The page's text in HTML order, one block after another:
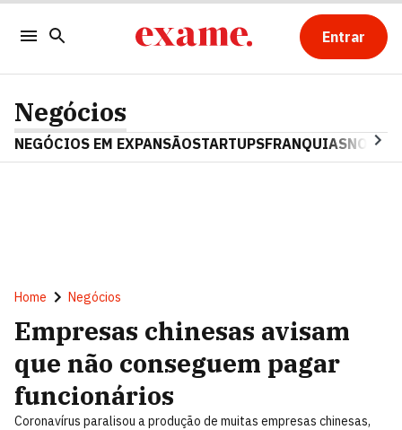
Entrar
Negócios
NEGÓCIOS EM EXPANSÃOSTARTUPSFRANQUIAS
Home Negócios
Empresas chinesas avisam
que não conseguem pagar
funcionários
Coronavírus paralisou a produção de muitas empresas chinesas,